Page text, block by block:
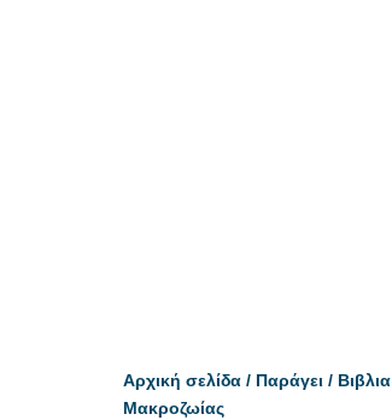
Αρχική σελίδα / Παράγει / Βιβλια
Μακροζωίας